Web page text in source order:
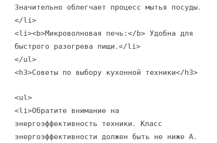
Значительно облегчает процесс мытья посуды․
</li>
<li><b>Микроволновая печь:</b> Удобна для
быстрого разогрева пищи․</li>
</ul>
<h3>Советы по выбору кухонной техники</h3>
<ul>
<li>Обратите внимание на
энергоэффективность техники․ Класс
энергоэффективности должен быть не ниже A․